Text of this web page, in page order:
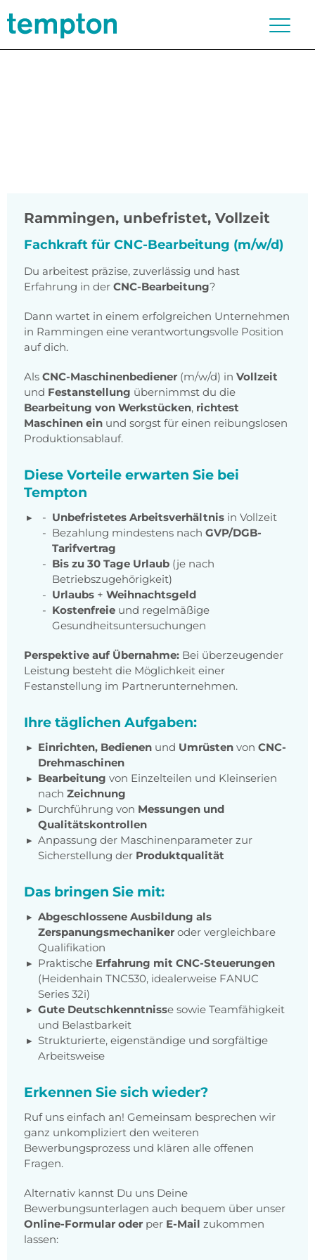
Rammingen, unbefristet, Vollzeit
Fachkraft für CNC-Bearbeitung (m/w/d)
Du arbeitest präzise, zuverlässig und hast
Erfahrung in der CNC-Bearbeitung?
Dann wartet in einem erfolgreichen Unternehmen
in Rammingen eine verantwortungsvolle Position
auf dich.
Als CNC-Maschinenbediener (m/w/d) in Vollzeit
und Festanstellung übernimmst du die
Bearbeitung von Werkstücken, richtest
Maschinen ein und sorgst für einen reibungslosen
Produktionsablauf.
Diese Vorteile erwarten Sie bei
Tempton
Unbefristetes Arbeitsverhältnis in Vollzeit
Bezahlung mindestens nach GVP/DGB-
Tarifvertrag
Bis zu 30 Tage Urlaub (je nach
Betriebszugehörigkeit)
Urlaubs + Weihnachtsgeld
Kostenfreie und regelmäßige
Gesundheitsuntersuchungen
Perspektive auf Übernahme: Bei überzeugender
Leistung besteht die Möglichkeit einer
Festanstellung im Partnerunternehmen.
Ihre täglichen Aufgaben:
Einrichten, Bedienen und Umrüsten von CNC-
Drehmaschinen
Bearbeitung von Einzelteilen und Kleinserien
nach Zeichnung
Durchführung von Messungen und
Qualitätskontrollen
Anpassung der Maschinenparameter zur
Sicherstellung der Produktqualität
Das bringen Sie mit:
Abgeschlossene Ausbildung als
Zerspanungsmechaniker oder vergleichbare
Qualifikation
Praktische Erfahrung mit CNC-Steuerungen
(Heidenhain TNC530, idealerweise FANUC
Series 32i)
Gute Deutschkenntnisse sowie Teamfähigkeit
und Belastbarkeit
Strukturierte, eigenständige und sorgfältige
Arbeitsweise
Erkennen Sie sich wieder?
Ruf uns einfach an! Gemeinsam besprechen wir
ganz unkompliziert den weiteren
Bewerbungsprozess und klären alle offenen
Fragen.
Alternativ kannst Du uns Deine
Bewerbungsunterlagen auch bequem über unser
Online-Formular oder per E-Mail zukommen
lassen: